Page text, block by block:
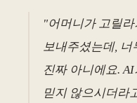
"어머니가 고릴
보내주셨는데, 너
진짜 아니에요.
믿지 않으시더라